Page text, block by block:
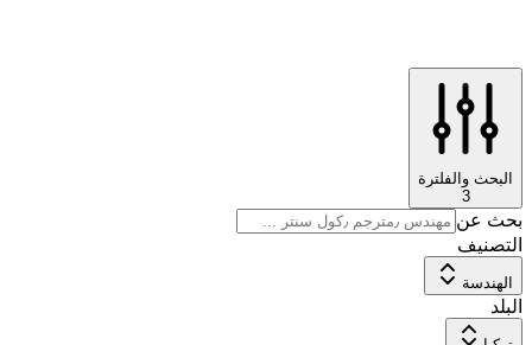
البحث والفلترة
3
بحث عن
التصنيف
الهندسة
البلد